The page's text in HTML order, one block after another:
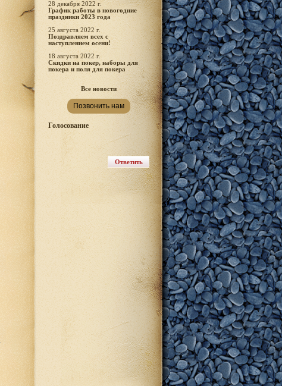
28 декабря 2022 г.
График работы в новогодние
праздники 2023 года
25 августа 2022 г.
Поздравляем всех с
наступлением осени!
18 августа 2022 г.
Скидки на покер, наборы для
покера и поля для покера
Все новости
Позвонить нам
Голосование